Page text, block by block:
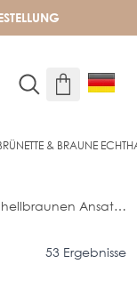
& BRAUNE
Ansatz,
weizenblondes
53 Ergebnisse